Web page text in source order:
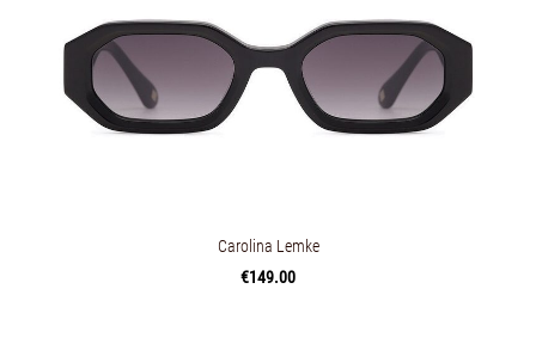
Carolina Lemke
€149.00